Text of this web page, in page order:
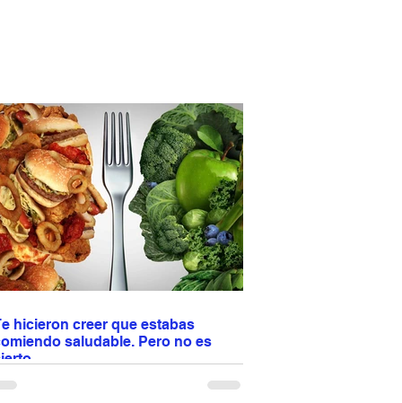
hicieron creer que estabas
saludable. Pero no es
enseñaron a confiar en etiquetas como